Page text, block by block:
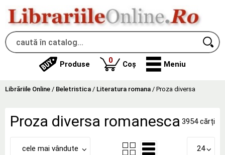
Produse 0produse
Coș Meniu
Librăriile Online / Beletristica / Literatura romana / Proza diversa
Proza diversa romanesca 3954 cărți
cele mai vândute 24